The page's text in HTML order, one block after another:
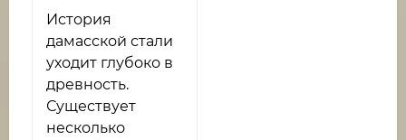
История
дамасской стали
уходит глубоко в
древность.
Существует
несколько